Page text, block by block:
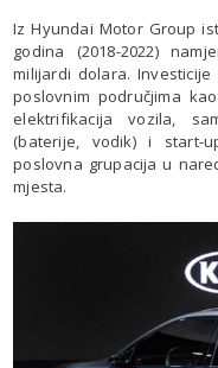
Iz Hyundai Motor Group
godina (2018-2022)
milijardi dolara.
poslovnim područjima
elektrifikacija vozila,
(baterije, vodik) i start-
poslovna grupacija u
mjesta.